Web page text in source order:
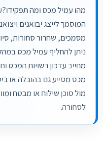
מהו עמיל מכס ומה
המוסמך לייצג יבואנים
מסמכים, שחרור סחורות,
ניתן להחליף עמיל מכס
מחייב עדכון רשויות המכס
מכס מסייע גם בהובלה או
מול סוכן שילוח או מבטח
לסחורה.